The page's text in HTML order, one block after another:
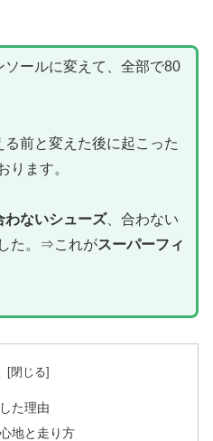
ールに変えて、全部で80
前と変えた後に起こった
ります。
わないシューズ、合わない
た。⇒これがスーパーフィ
た理由
地と走り方